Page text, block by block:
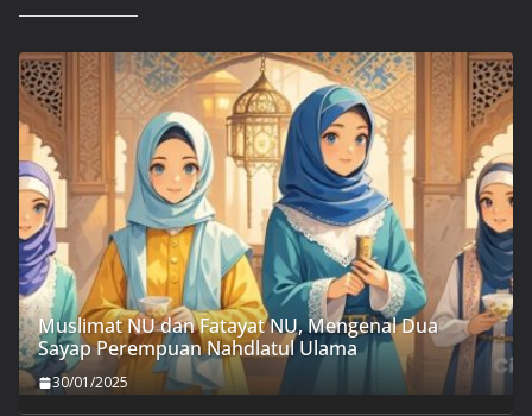
Muslimat NU dan Fatayat NU, Mengenal Dua
Sayap Perempuan Nahdlatul Ulama
30/01/2025